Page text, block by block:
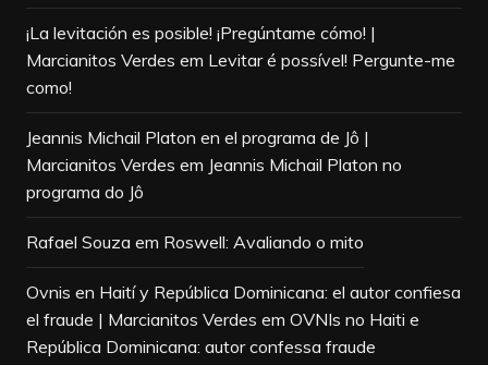
¡La levitación es posible! ¡Pregúntame cómo! |
Marcianitos Verdes em Levitar é possível! Pergunte-me
como!
Jeannis Michail Platon en el programa de Jô |
Marcianitos Verdes em Jeannis Michail Platon no
programa do Jô
Rafael Souza em Roswell: Avaliando o mito
Ovnis en Haití y República Dominicana: el autor confiesa
el fraude | Marcianitos Verdes em OVNIs no Haiti e
República Dominicana: autor confessa fraude